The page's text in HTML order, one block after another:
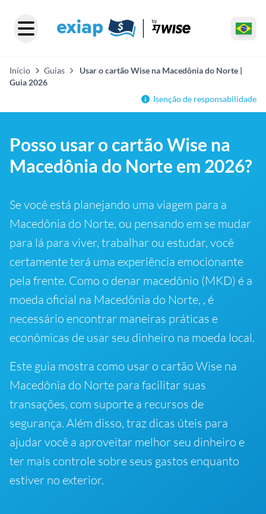
Início Guias
Usar o cartão Wise na Macedônia do Norte |
Guia 2026
Isenção de responsabilidade
Posso usar o cartão Wise na
Macedônia do Norte em 2026?
Se você está planejando uma viagem para a
Macedônia do Norte, ou pensando em se mudar
para lá para viver, trabalhar ou estudar, você
certamente terá uma experiência emocionante
pela frente. Como o denar macedônio (MKD) é a
moeda oficial na Macedônia do Norte, , é
necessário encontrar maneiras práticas e
econômicas de usar seu dinheiro na moeda local.
Este guia mostra como usar o cartão Wise na
Macedônia do Norte para facilitar suas
transações, com suporte a recursos de
segurança. Além disso, traz dicas úteis para
ajudar você a aproveitar melhor seu dinheiro e
ter mais controle sobre seus gastos enquanto
estiver no exterior.